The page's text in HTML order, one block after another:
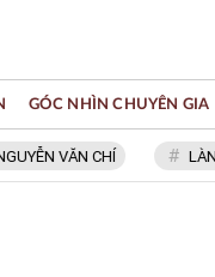
VĂN CHÍ LÀNG
GÓC NHÌN CHUYÊN GIA